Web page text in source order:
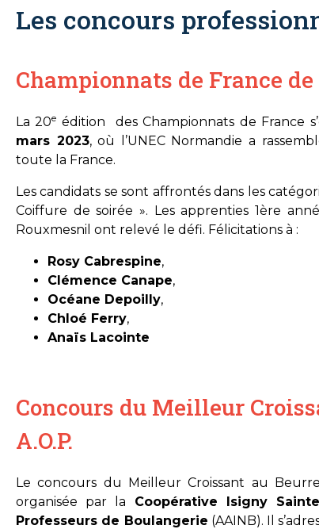
Les concours
Championnats de France
La 20e édition des Championnats de France
mars 2023, où l’UNEC Normandie a
toute la France.
Les candidats se sont affrontés dans les
Coiffure de soirée ». Les apprenties 1ère
Rouxmesnil ont relevé le défi. Félicitations à :
Rosy Cabrespine,
Clémence Canape,
Océane Depoilly,
Chloé Ferry,
Anaïs Lacointe
Concours du Meilleur
A.O.P.
Le concours du Meilleur Croissant au
organisée par la Coopérative Isigny
Professeurs de Boulangerie (AAINB). Il